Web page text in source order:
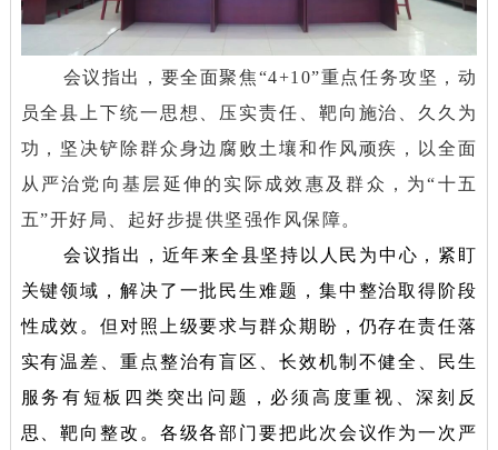
会议指出， 要全面聚焦“4+10”重点任务攻坚，动
员全县上下统一思想、压实责任、靶向施治、久久为
功，坚决铲除群众身边腐败土壤和作风顽疾，以全面
从严治党向基层延伸的实际成效惠及群众，为“十五
五”开好局、起好步提供坚强作风保障。
会议指出，近年来全县坚持以人民为中心，紧盯
关键领域，解决了一批民生难题，集中整治取得阶段
性成效。但对照上级要求与群众期盼，仍存在责任落
实有温差、重点整治有盲区、长效机制不健全、民生
服务有短板四类突出问题，必须高度重视、深刻反
思、靶向整改。各级各部门要把此次会议作为一次严